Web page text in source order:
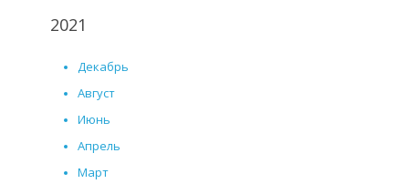
2021
Декабрь
Август
Июнь
Апрель
Март